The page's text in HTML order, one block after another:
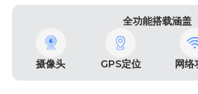
全功能搭载涵盖
摄像头 GPS定位 网络